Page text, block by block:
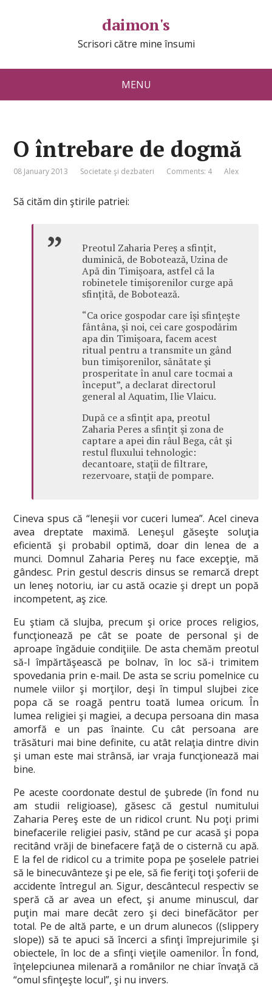
daimon's
Scrisori către mine însumi
MENU
O întrebare de dogmă
08 January 2013 Societate şi dezbateri Comments: 4 Alex
Să cităm din ştirile patriei:
Preotul Zaharia Pereş a sfinţit,
duminică, de Bobotează, Uzina de
Apă din Timişoara, astfel că la
robinetele timişorenilor curge apă
sfinţită, de Bobotează.
“Ca orice gospodar care îşi sfinţeşte
fântâna, şi noi, cei care gospodărim
apa din Timişoara, facem acest
ritual pentru a transmite un gând
bun timişorenilor, sănătate şi
prosperitate în anul care tocmai a
început”, a declarat directorul
general al Aquatim, Ilie Vlaicu.
După ce a sfinţit apa, preotul
Zaharia Peres a sfinţit şi zona de
captare a apei din râul Bega, cât şi
restul fluxului tehnologic:
decantoare, staţii de filtrare,
rezervoare, staţii de pompare.
Cineva spus că “leneşii vor cuceri lumea”. Acel cineva
avea dreptate maximă. Leneşul găseşte soluţia
eficientă şi probabil optimă, doar din lenea de a
munci. Domnul Zaharia Pereş nu face excepţie, mă
gândesc. Prin gestul descris dinsus se remarcă drept
un leneş notoriu, iar cu astă ocazie şi drept un popă
incompetent, aş zice.
Eu ştiam că slujba, precum şi orice proces religios,
funcţionează pe cât se poate de personal şi de
aproape îngăduie condiţiile. De asta chemăm preotul
să-l împărtăşească pe bolnav, în loc să-i trimitem
spovedania prin e-mail. De asta se scriu pomelnice cu
numele viilor şi morţilor, deşi în timpul slujbei zice
popa că se roagă pentru toată lumea oricum. În
lumea religiei şi magiei, a decupa persoana din masa
amorfă e un pas înainte. Cu cât persoana are
trăsături mai bine definite, cu atât relaţia dintre divin
şi uman este mai strânsă, iar vraja funcţionează mai
bine.
Pe aceste coordonate destul de şubrede (în fond nu
am studii religioase), găsesc că gestul numitului
Zaharia Pereş este de un ridicol crunt. Nu poţi primi
binefacerile religiei pasiv, stând pe cur acasă şi popa
recitând vrăji de binefacere faţă de o cisternă cu apă.
E la fel de ridicol cu a trimite popa pe şoselele patriei
să le binecuvânteze şi pe ele, să fie feriţi toţi şoferii de
accidente întregul an. Sigur, descântecul respectiv se
speră că ar avea un efect, şi anume minuscul, dar
puţin mai mare decât zero şi deci binefăcător per
total. Pe de altă parte, e un drum alunecos ((slippery
slope)) să te apuci să încerci a sfinţi împrejurimile şi
obiectele, în loc de a sfinţi vieţile oamenilor. În fond,
înţelepciunea milenară a românilor ne chiar învaţă că
“omul sfinţeşte locul”, şi nu invers.